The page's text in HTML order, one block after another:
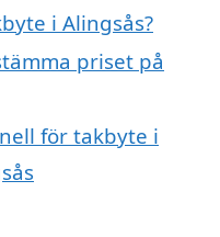
i Alingsås?
priset på
för takbyte i